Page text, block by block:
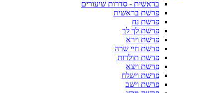
בראשית - סדרות שיעורים
פרשת בראשית
פרשת נח
פרשת לך לך
פרשת וירא
פרשת חיי שרה
פרשת תולדות
פרשת ויצא
פרשת וישלח
פרשת וישב